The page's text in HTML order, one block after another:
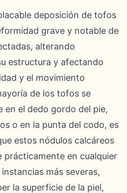
deposición de tofos
grave y notable de
alterando
estructura y afectando
y el movimiento
de los tofos se
en el dedo gordo del pie,
o en la punta del codo, es
estos nódulos calcáreos
prácticamente en cualquier
más severas,
la superficie de la piel,